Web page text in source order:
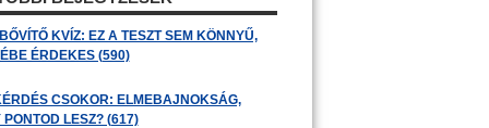
KVÍZ: EZ A TESZT SEM KÖNNYŰ,
ÉRDEKES (590)
CSOKOR: ELMEBAJNOKSÁG,
PONTOD LESZ? (617)